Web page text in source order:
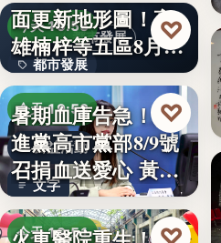
都市發展
今天 19:55
都市發展
文字
面更新地形圖！高
雄楠梓等五區8月20
日上…
♡
今天 19:53
公益活動
文字
暑期血庫告急！民
進黨高市黨部8/9號
召捐血送愛心 黃
捷、…
♡
今天 19:51 ♡